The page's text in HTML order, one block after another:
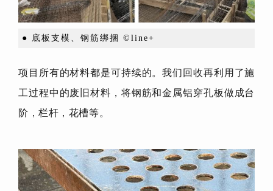
● 底板支模、钢筋绑捆 ©line+
项目所有的材料都是可持续的。我们回收再利用了施
工过程中的废旧材料，将钢筋和金属铝穿孔板做成台
阶，栏杆，花槽等。